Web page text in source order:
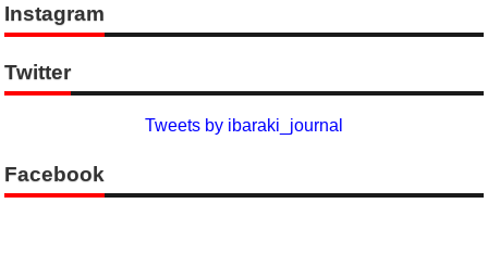
Instagram
Twitter
Tweets by ibaraki_journal
Facebook